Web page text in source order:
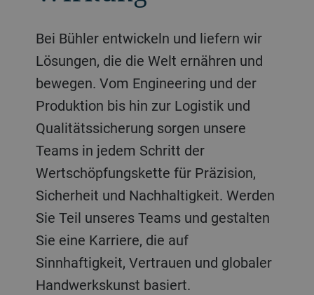
Bei Bühler entwickeln und liefern wir
Lösungen, die die Welt ernähren und
bewegen. Vom Engineering und der
Produktion bis hin zur Logistik und
Qualitätssicherung sorgen unsere
Teams in jedem Schritt der
Wertschöpfungskette für Präzision,
Sicherheit und Nachhaltigkeit. Werden
Sie Teil unseres Teams und gestalten
Sie eine Karriere, die auf
Sinnhaftigkeit, Vertrauen und globaler
Handwerkskunst basiert.